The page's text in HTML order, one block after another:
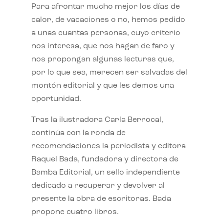
Para afrontar mucho mejor los días de
calor, de vacaciones o no, hemos pedido
a unas cuantas personas, cuyo criterio
nos interesa, que nos hagan de faro y
nos propongan algunas lecturas que,
por lo que sea, merecen ser salvadas del
montón editorial y que les demos una
oportunidad.
Tras la ilustradora Carla Berrocal,
continúa con la ronda de
recomendaciones la periodista y editora
Raquel Bada, fundadora y directora de
Bamba Editorial, un sello independiente
dedicado a recuperar y devolver al
presente la obra de escritoras. Bada
propone cuatro libros.